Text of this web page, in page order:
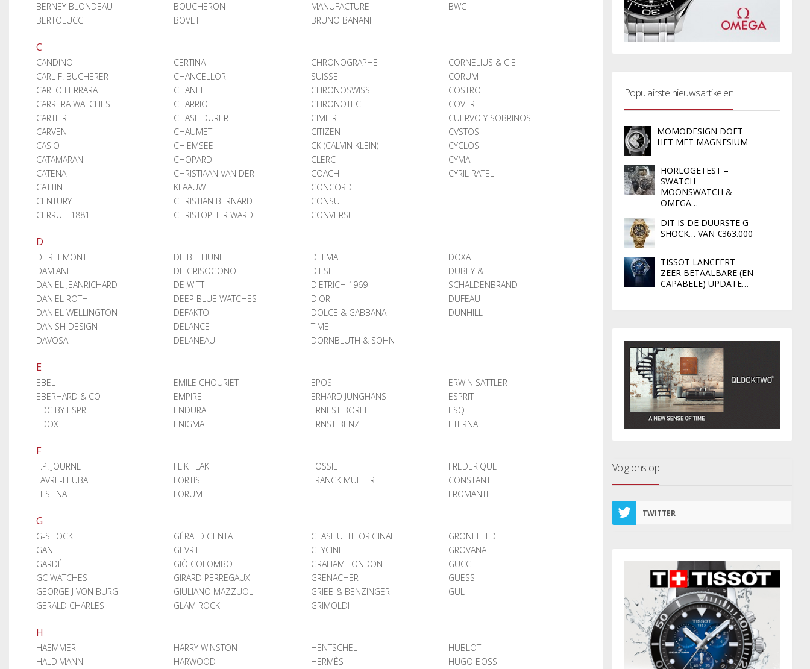
BERNEY BLONDEAU
BERTOLUCCI
BOUCHERON
BOVET
MANUFACTURE
BRUNO BANANI
BWC
C
CANDINO
CARL F. BUCHERER
CARLO FERRARA
CARRERA WATCHES
CARTIER
CARVEN
CASIO
CATAMARAN
CATENA
CATTIN
CENTURY
CERRUTI 1881
CERTINA
CHANCELLOR
CHANEL
CHARRIOL
CHASE DURER
CHAUMET
CHIEMSEE
CHOPARD
CHRISTIAAN VAN DER
KLAAUW
CHRISTIAN BERNARD
CHRISTOPHER WARD
CHRONOGRAPHE
SUISSE
CHRONOSWISS
CHRONOTECH
CIMIER
CITIZEN
CK (CALVIN KLEIN)
CLERC
COACH
CONCORD
CONSUL
CONVERSE
CORNELIUS & CIE
CORUM
COSTRO
COVER
CUERVO Y SOBRINOS
CVSTOS
CYCLOS
CYMA
CYRIL RATEL
D
D.FREEMONT
DAMIANI
DANIEL JEANRICHARD
DANIEL ROTH
DANIEL WELLINGTON
DANISH DESIGN
DAVOSA
DE BETHUNE
DE GRISOGONO
DE WITT
DEEP BLUE WATCHES
DEFAKTO
DELANCE
DELANEAU
DELMA
DIESEL
DIETRICH 1969
DIOR
DOLCE & GABBANA
TIME
DORNBLÜTH & SOHN
DOXA
DUBEY &
SCHALDENBRAND
DUFEAU
DUNHILL
E
EBEL
EBERHARD & CO
EDC BY ESPRIT
EDOX
EMILE CHOURIET
EMPIRE
ENDURA
ENIGMA
EPOS
ERHARD JUNGHANS
ERNEST BOREL
ERNST BENZ
ERWIN SATTLER
ESPRIT
ESQ
ETERNA
F
F.P. JOURNE
FAVRE-LEUBA
FESTINA
FLIK FLAK
FORTIS
FORUM
FOSSIL
FRANCK MULLER
FREDERIQUE
CONSTANT
FROMANTEEL
G
G-SHOCK
GANT
GARDÉ
GC WATCHES
GEORGE J VON BURG
GERALD CHARLES
GÉRALD GENTA
GEVRIL
GIÒ COLOMBO
GIRARD PERREGAUX
GIULIANO MAZZUOLI
GLAM ROCK
GLASHÜTTE ORIGINAL
GLYCINE
GRAHAM LONDON
GRENACHER
GRIEB & BENZINGER
GRIMOLDI
GRÖNEFELD
GROVANA
GUCCI
GUESS
GUL
H
HAEMMER
HALDIMANN
HARRY WINSTON
HARWOOD
HENTSCHEL
HERMÈS
HUBLOT
HUGO BOSS
Populairste nieuwsartikelen
MOMODESIGN DOET
HET MET MAGNESIUM
HORLOGETEST –
SWATCH
MOONSWATCH &
OMEGA…
DIT IS DE DUURSTE G-
SHOCK… VAN €363.000
TISSOT LANCEERT
ZEER BETAALBARE (EN
CAPABELE) UPDATE…
Volg ons op
TWITTER